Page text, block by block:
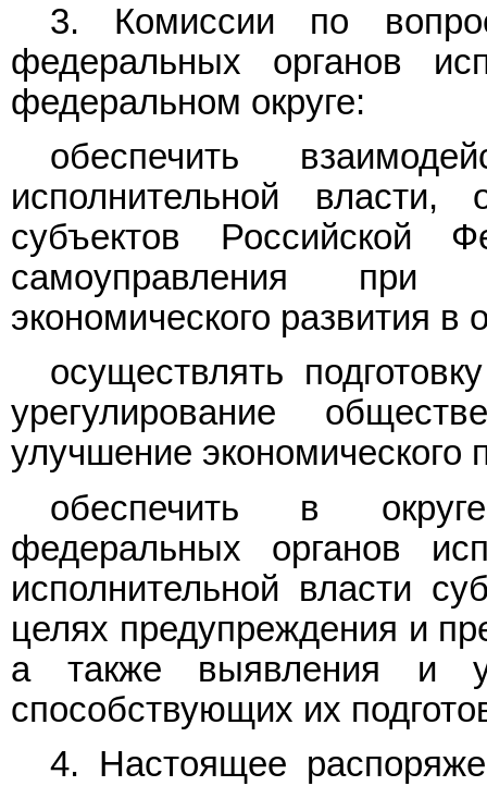
3. Комиссии по
федеральных органов
федеральном округе:
обеспечить
исполнительной власти,
субъектов Российской
самоуправления при
экономического развития в
осуществлять
урегулирование
улучшение экономического
обеспечить в
федеральных органов
исполнительной власти
целях предупреждения и
а также выявления и
способствующих их
4. Настоящее